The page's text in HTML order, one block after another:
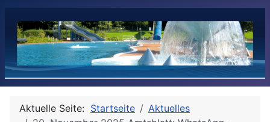
Aktuelle Seite: Startseite
Aktuelles